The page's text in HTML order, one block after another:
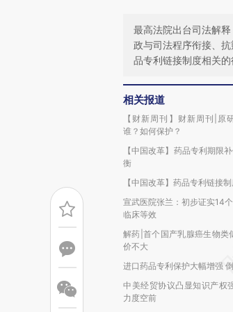
最高法院出台司法解
政与司法程序衔接、
品专利链接制度相关
相关报道
【财新周刊】财新周刊|原
谁？如何保护？
【中国改革】药品专利期限
衡
【中国改革】药品专利链接
宣武医院张兰：初步证实14
临床等效
解药|首个国产乳腺癌生物类
价不大
进口药品专利保护大幅增强
中美经贸协议凸显知识产权
力度空前